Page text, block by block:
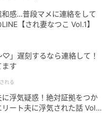
感…普段マメに連絡をして
【され妻なつこ Vol.1】
」遅刻するなら連絡して！
ます
れる
に浮気疑惑！絶対証拠をつか
ート夫に浮気された話 Vol.